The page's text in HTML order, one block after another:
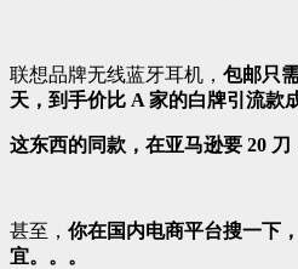
联想品牌无线蓝牙耳机， 包邮只
天，到手价比 A 家的白牌引流款
这东西的同款，在亚马逊要 20 刀
甚至， 你在国内电商平台搜一下
宜。。。